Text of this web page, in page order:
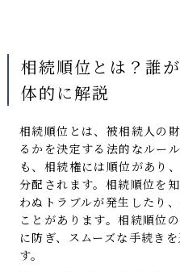
相続順位とは？誰
体的に解説
相続順位とは、被相続人の
るかを決定する法的なルー
も、相続権には順位があり
分配されます。相続順位を
わぬトラブルが発生したり
ことがあります。相続順位
に防ぎ、スムーズな手続き
す。